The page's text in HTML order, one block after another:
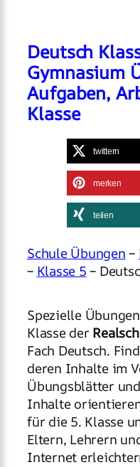
Deutsch
Gymnasium
Aufgaben,
Klasse
twittern
merken
teilen
Schule Übungen–
– Klasse 5–
Spezielle
Klasse der
Fach Deutsch.
deren Inhalte im
Übungsblätter
Inhalte
für die 5. Klasse
Eltern, Lehrern
Internet